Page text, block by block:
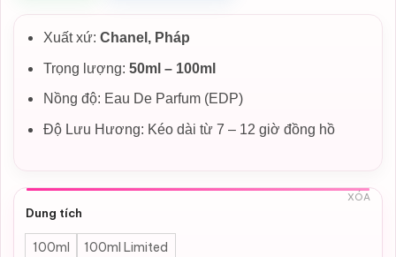
Xuất xứ: Chanel, Pháp
Trọng lượng: 50ml – 100ml
Nồng độ: Eau De Parfum (EDP)
Độ Lưu Hương: Kéo dài từ 7 – 12 giờ đồng hồ
Dung tích
100ml 100ml Limited
XÓA